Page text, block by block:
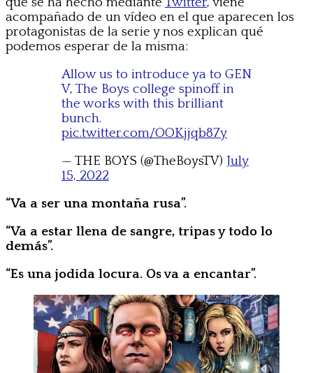
acompañado de un vídeo en el que aparecen los
protagonistas de la serie y nos explican qué
podemos esperar de la misma:
Allow us to introduce ya to GEN
V, The Boys college spinoff in
the works with this brilliant
bunch.
pic.twitter.com/OOKjjqb87y
— THE BOYS (@TheBoysTV) July
15, 2022
“Va a ser una montaña rusa”.
“Va a estar llena de sangre, tripas y todo lo
demás”.
“Es una jodida locura. Os va a encantar”.